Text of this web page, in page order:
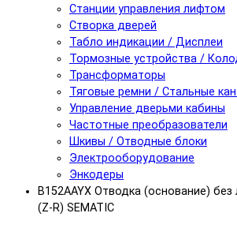
Станции управления лифтом
Створка дверей
Табло индикации / Дисплеи
Тормозные устройства /
Трансформаторы
Тяговые ремни / Стальные
Управление дверьми кабины
Частотные преобразователи
Шкивы / Отводные блоки
Электрооборудование
Энкодеры
B152AAYX Отводка (основание)
(Z-R) SEMATIC